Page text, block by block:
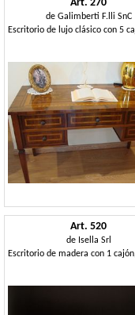
Art. 270
de Galimberti F.lli SnC
Art. 520
de Isella Srl